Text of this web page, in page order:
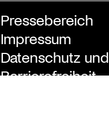
Pressebereich
Impressum
Datenschutz und
Barrierefreiheit